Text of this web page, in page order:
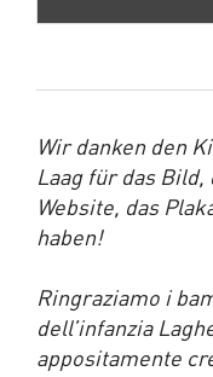
Wir danken den
Laag für das
Website, das
haben!
Ringraziamo i
dell’infanzia
appositamente